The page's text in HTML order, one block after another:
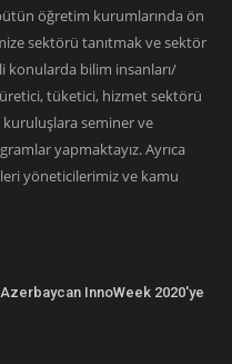
öğretim kurumlarında ön
sektörü tanıtmak ve sektör
konularda bilim insanları/
tüketici, hizmet sektörü
seminer ve
yapmaktayız. Ayrıca
yöneticilerimiz ve kamu
InnoWeek 2020'ye